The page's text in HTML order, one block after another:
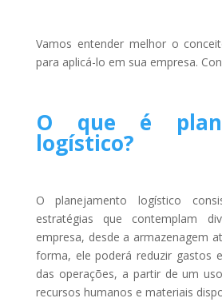
Vamos entender melhor o
para aplicá-lo em sua empresa.
O que é
logístico?
O planejamento logístico
estratégias que contemplam
empresa, desde a armazenagem
forma, ele poderá reduzir gastos
das operações, a partir de um
recursos humanos e materiais